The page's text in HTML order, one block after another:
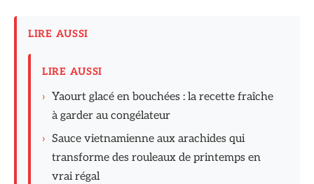
LIRE AUSSI
LIRE AUSSI
› Yaourt glacé en bouchées : la recette fraîche
à garder au congélateur
› Sauce vietnamienne aux arachides qui
transforme des rouleaux de printemps en
vrai régal